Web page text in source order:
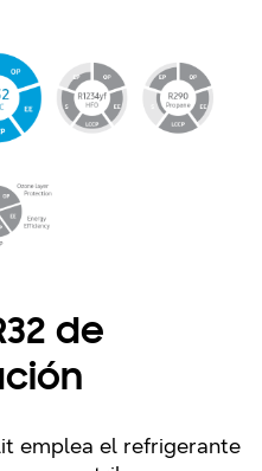
de
emplea el refrigerante